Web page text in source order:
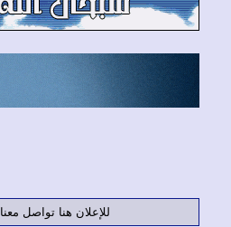
للإعلان هنا تواصل معنا >واتساب